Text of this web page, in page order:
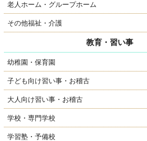
老人ホーム・グループホーム
その他福祉・介護
教育・習い事
幼稚園・保育園
子ども向け習い事・お稽古
大人向け習い事・お稽古
学校・専門学校
学習塾・予備校